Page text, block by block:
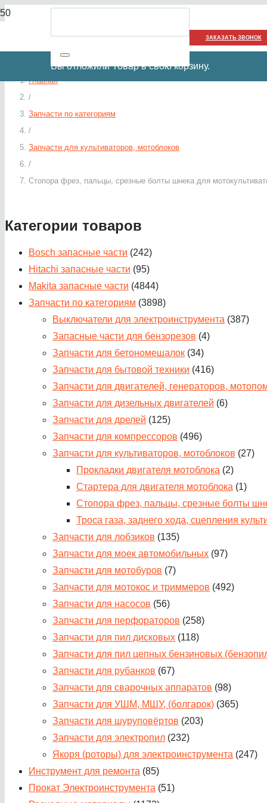
ЗАКАЗАТЬ ЗВОНОК
Вы отложилиТоварв свою корзину.
Главная
/
Запчасти по категориям
/
Запчасти для культиваторов, мотоблоков
/
Стопора фрез, пальцы, срезные болты шнека для
Категории товаров
Bosch запасные части (242)
Hitachi запасные части (95)
Makita запасные части (4844)
Запчасти по категориям (3898)
Выключатели для электроинструмента (387)
Запасные части для бензорезов (4)
Запчасти для бетономешалок (34)
Запчасти для бытовой техники (416)
Запчасти для двигателей, генераторов,
Запчасти для дизельных двигателей (6)
Запчасти для дрелей (125)
Запчасти для компрессоров (496)
Запчасти для культиваторов, мотоблоков (27)
Прокладки двигателя мотоблока (2)
Стартера для двигателя мотоблока (1)
Стопора фрез, пальцы, срезные болты
Троса газа, заднего хода, сцепления
Запчасти для лобзиков (135)
Запчасти для моек автомобильных (97)
Запчасти для мотобуров (7)
Запчасти для мотокос и триммеров (492)
Запчасти для насосов (56)
Запчасти для перфораторов (258)
Запчасти для пил дисковых (118)
Запчасти для пил цепных бензиновых
Запчасти для рубанков (67)
Запчасти для сварочных аппаратов (98)
Запчасти для УШМ, МШУ, (болгарок) (365)
Запчасти для шуруповёртов (203)
Запчасти для электропил (232)
Якоря (роторы) для электроинструмента (247)
Инструмент для ремонта (85)
Прокат Электроинструмента (51)